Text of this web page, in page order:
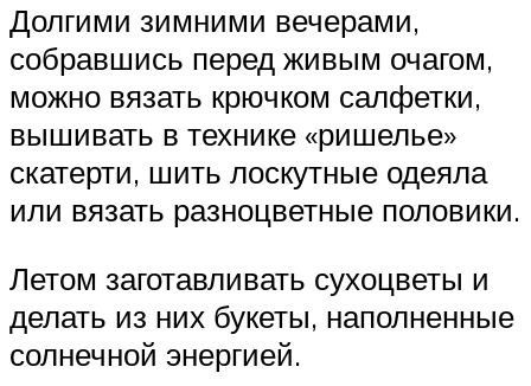
Долгими зимними вечерами,
собравшись перед живым очагом,
можно вязать крючком салфетки,
вышивать в технике «ришелье»
скатерти, шить лоскутные одеяла
или вязать разноцветные половики.
Летом заготавливать сухоцветы и
делать из них букеты, наполненные
солнечной энергией.